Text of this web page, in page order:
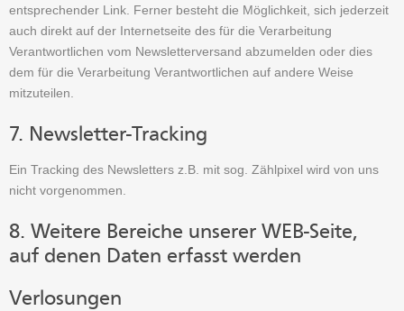
entsprechender Link. Ferner besteht die Möglichkeit, sich jederzeit
auch direkt auf der Internetseite des für die Verarbeitung
Verantwortlichen vom Newsletterversand abzumelden oder dies
dem für die Verarbeitung Verantwortlichen auf andere Weise
mitzuteilen.
7. Newsletter-Tracking
Ein Tracking des Newsletters z.B. mit sog. Zählpixel wird von uns
nicht vorgenommen.
8. Weitere Bereiche unserer WEB-Seite,
auf denen Daten erfasst werden
Verlosungen